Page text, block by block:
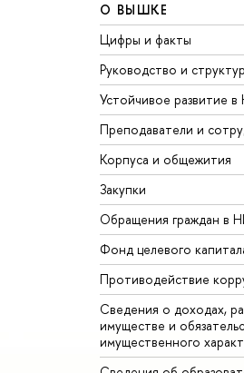
О ВЫШКЕ
Цифры и факты
Руководство и
Устойчивое развитие
Преподаватели и
Корпуса и общежития
Закупки
Обращения граждан в
Фонд целевого
Противодействие
Сведения о доходах,
имуществе и
имущественного